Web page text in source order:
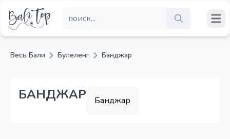
Весь Бали Булеленг Банджар
БАНДЖАР Банджар